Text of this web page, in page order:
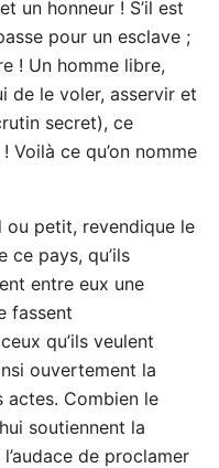
un honneur ! S’il est
pour un esclave ;
! Un homme libre,
de le voler, asservir et
secret), ce
Voilà ce qu’on nomme
ou petit, revendique le
ce pays, qu’ils
entre eux une
fassent
qu’ils veulent
ouvertement la
actes. Combien le
soutiennent la
de proclamer